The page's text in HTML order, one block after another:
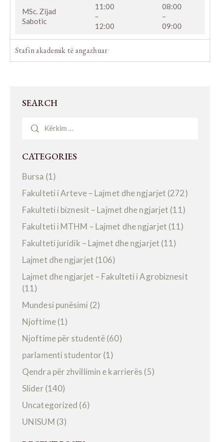
MSc. Zijad
Sabotic
11:00
–
12:00
08:00
–
09:00
Stafin akademik të angazhuar
SEARCH
CATEGORIES
Bursa (1)
Fakulteti i Arteve – Lajmet dhe ngjarjet (272)
Fakulteti i biznesit – Lajmet dhe ngjarjet (11)
Fakulteti i MTHM – Lajmet dhe ngjarjet (11)
Fakulteti juridik – Lajmet dhe ngjarjet (11)
Lajmet dhe ngjarjet (106)
Lajmet dhe ngjarjet – Fakulteti i Agrobiznesit
(11)
Mundesi punësimi (2)
Njoftime(1)
Njoftime për studentë(60)
parlamenti studentor (1)
Qendra për zhvillimin e karrierës (5)
Slider (140)
Uncategorized (6)
UNISUM (3)